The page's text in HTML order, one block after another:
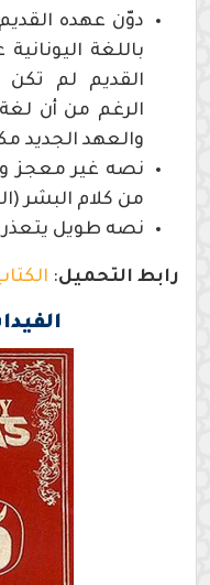
دوّن عهده
باللغة
القديم لم تكن
الرغم من أن
والعهد الجديد
نصه غير معجز
من كلام البشر (التكوين
نصه طويل يتعذر
رابط التحميل: